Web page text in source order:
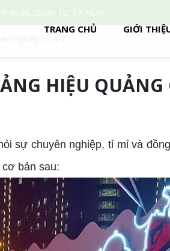
Xuân, Quận 12, TP.HCM
TRANG CHỦ GIỚI
nghiệp từ A-Z
HIỆU
sự chuyên nghiệp, tỉ mỉ và
bản sau: